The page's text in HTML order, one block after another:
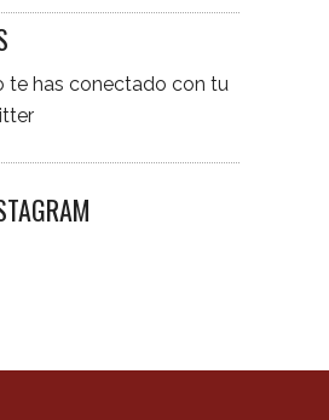
te has conectado con tu